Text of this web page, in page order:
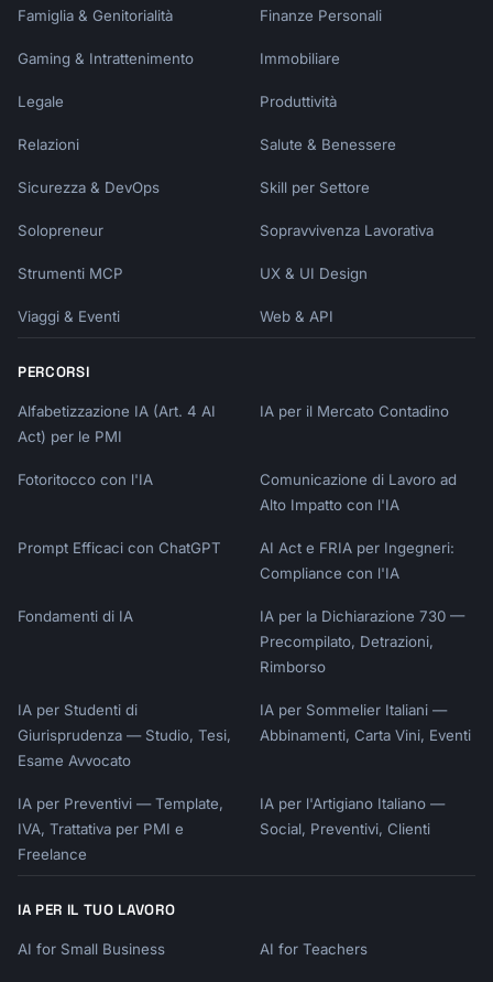
Famiglia & Genitorialità Finanze Personali
Gaming & Intrattenimento Immobiliare
Legale Produttività
Relazioni Salute & Benessere
Sicurezza & DevOps Skill per Settore
Solopreneur Sopravvivenza Lavorativa
Strumenti MCP UX & UI Design
Viaggi & Eventi Web & API
PERCORSI
Alfabetizzazione IA (Art. 4 AI
Act) per le PMI
IA per il Mercato Contadino
Fotoritocco con l'IA
Comunicazione di Lavoro ad
Alto Impatto con l'IA
Prompt Efficaci con ChatGPT
AI Act e FRIA per Ingegneri:
Compliance con l'IA
Fondamenti di IA
IA per la Dichiarazione 730 —
Precompilato, Detrazioni,
Rimborso
IA per Studenti di
Giurisprudenza — Studio, Tesi,
Esame Avvocato
IA per Sommelier Italiani —
Abbinamenti, Carta Vini, Eventi
IA per Preventivi — Template,
IVA, Trattativa per PMI e
Freelance
IA per l'Artigiano Italiano —
Social, Preventivi, Clienti
IA PER IL TUO LAVORO
AI for Small Business AI for Teachers